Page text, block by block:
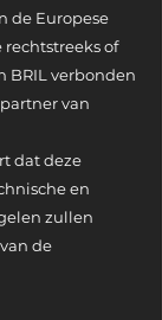
de Europese
of
BRIL verbonden
van
dat deze
en
zullen
de